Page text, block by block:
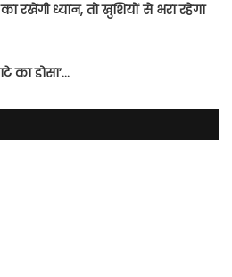
रखेंगी ध्यान, तो खुशियों से भरा रहेगा
का डोसा’…